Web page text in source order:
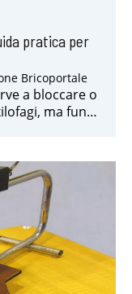
pratica per
Bricoportale
a bloccare o
ma fun…